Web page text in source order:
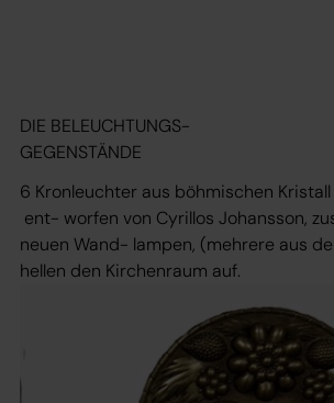
DIE BELEUCHTUNGS-
GEGENSTÄNDE
6 Kronleuchter aus böhmischen
ent- worfen von Cyrillos Johansson,
neuen Wand- lampen, (mehrere aus
hellen den Kirchenraum auf.